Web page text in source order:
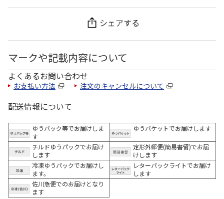
シェアする
マークや記載内容について
よくあるお問い合わせ
お支払い方法 注文のキャンセルについて
配送情報について
ゆうパック等でお届けしま
す
ゆうパケットでお届けします
チルドゆうパックでお届け
します
定形外郵便(簡易書留)でお届
けします
冷凍ゆうパックでお届けし
ます。
レターパックライトでお届け
します
佐川急便でのお届けとなり
ます